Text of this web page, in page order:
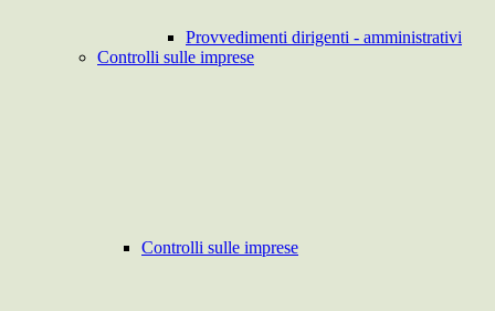
Provvedimenti dirigenti - amministrativi
Controlli sulle imprese
Controlli sulle imprese